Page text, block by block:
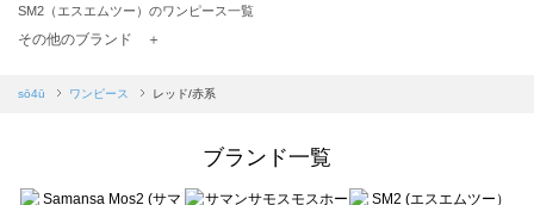
SM2（エスエムツー）のワンピース一覧
TSUHARU by Samansa Mos2（ツハルバイサマンサモスモス）のワンピース一覧
Samansa Mos2 blue（サマンサモスモス ブルー）のワンピース一覧
sō4ū（ソウフォーユー）のワンピース一覧
Te chichi（テチチ）のワンピース一覧
その他のブランド ＋
sō4ū ワンピース レッド/赤系
ブランド一覧